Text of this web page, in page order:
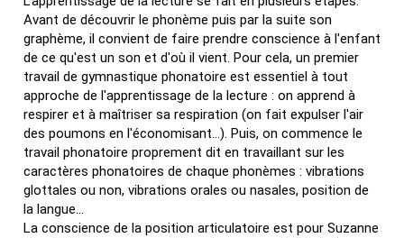
Avant de découvrir le phonème puis par la suite son
graphème, il convient de faire prendre conscience à l'enfant
de ce qu'est un son et d'où il vient. Pour cela, un premier
travail de gymnastique phonatoire est essentiel à tout
approche de l'apprentissage de la lecture : on apprend à
respirer et à maîtriser sa respiration (on fait expulser l'air
des poumons en l'économisant...). Puis, on commence le
travail phonatoire proprement dit en travaillant sur les
caractères phonatoires de chaque phonèmes : vibrations
glottales ou non, vibrations orales ou nasales, position de
la langue...
La conscience de la position articulatoire est pour Suzanne